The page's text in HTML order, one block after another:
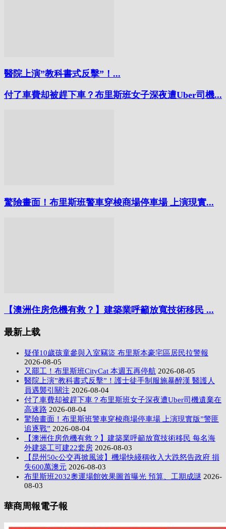
醫院上演”教科書式反擊”！...
付了車費却被趕下車？布里斯班女子深夜遭Uber司機...
驚險畫面！布里斯班警車穿梭商場停車場 上演現實...
【澳洲住房危機有救？】建築業呼籲放寬技術移民 ...
最新上载
疑僅10歲孩童參與入室竊盜 布里斯本豪宅區居民拉警報
2026-08-05
又罷工！布里斯班CityCat 本週五再停航 2026-08-05
醫院上演”教科書式反擊”！護士徒手制服施暴醉漢 醫護人
員遇襲引關注 2026-08-04
付了車費却被趕下車？布里斯班女子深夜遭Uber司機遺棄在
高速路 2026-08-04
驚險畫面！布里斯班警車穿梭商場停車場 上演現實版”警匪
追逐戰” 2026-08-04
【澳洲住房危機有救？】建築業呼籲放寬技術移民 每名海
外建築工可建22套房 2026-08-03
【昆州50c公交再掀風波】機場快綫稱收入大跌怒告政府 損
失600萬澳元 2026-08-03
布里斯班2032奧運場館效果圖首曝光 預算、工期成謎 2026-
08-03
華商周報電子報